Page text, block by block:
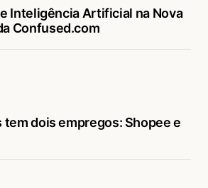
Inteligência Artificial na Nova
Confused.com
tem dois empregos: Shopee e